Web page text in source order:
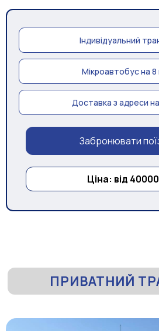
Індивідуальний
Мікроавтобус на 8
Доставка з адреси
Забронювати
Ціна: від
ПРИВАТНИЙ